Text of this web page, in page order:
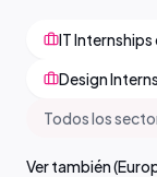
IT
Design
Todos los
Ver también